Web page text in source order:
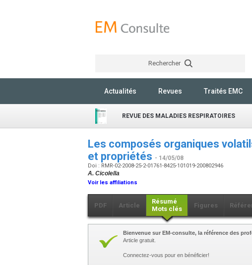
Rechercher
Actualités Revues Traités EMC
REVUE DES MALADIES RESPIRATOIRES
Les composés organiques
et propriétés - 14/05/08
Doi : RMR-02-2008-25-2-01761-8425-101019-200802946
A. Cicolella
Voir les affiliations
PDF Article
Résumé
Mots clés
Figures
Bienvenue sur EM-consulte, la référence des
Article gratuit.
Connectez-vous pour en bénéficier!